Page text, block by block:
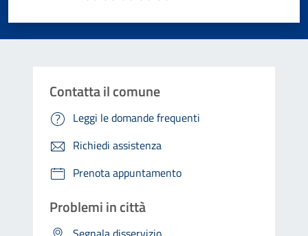
Contatta il comune
Leggi le domande frequenti
Richiedi assistenza
Prenota appuntamento
Problemi in città